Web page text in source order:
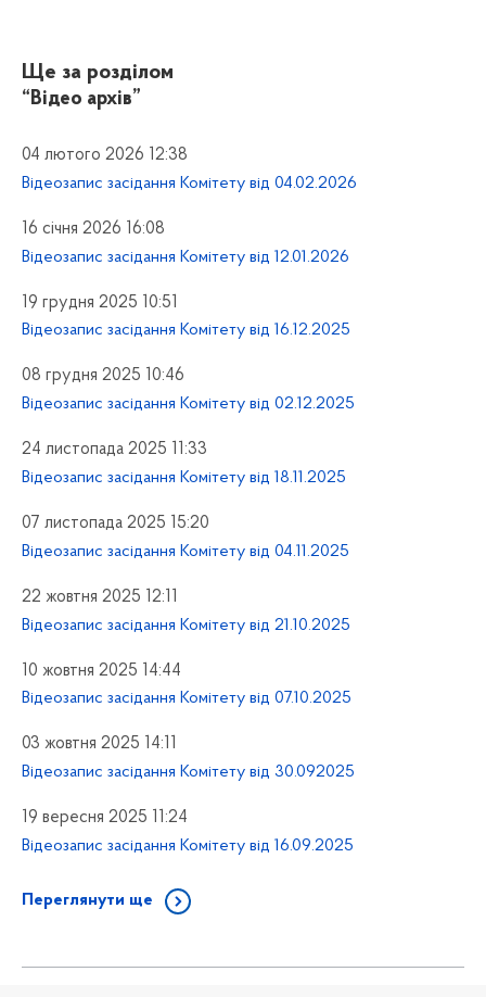
Ще за розділом
“Відео архів”
04 лютого 2026 12:38
Відеозапис засідання Комітету від 04.02.2026
16 січня 2026 16:08
Відеозапис засідання Комітету від 12.01.2026
19 грудня 2025 10:51
Відеозапис засідання Комітету від 16.12.2025
08 грудня 2025 10:46
Відеозапис засідання Комітету від 02.12.2025
24 листопада 2025 11:33
Відеозапис засідання Комітету від 18.11.2025
07 листопада 2025 15:20
Відеозапис засідання Комітету від 04.11.2025
22 жовтня 2025 12:11
Відеозапис засідання Комітету від 21.10.2025
10 жовтня 2025 14:44
Відеозапис засідання Комітету від 07.10.2025
03 жовтня 2025 14:11
Відеозапис засідання Комітету від 30.092025
19 вересня 2025 11:24
Відеозапис засідання Комітету від 16.09.2025
Переглянути ще